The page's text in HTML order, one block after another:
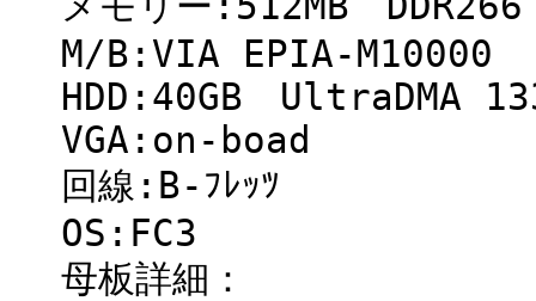
M/B:VIA EPIA-M10000
HDD:40GB UltraDMA
VGA:on-boad
回線:B-ﾌﾚｯﾂ
OS:FC3
母板詳細：